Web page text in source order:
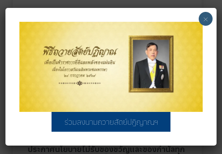
5 สิงหาคม 2569
เผยแพร่ข้อมูลสารสนเทศสำนักงานเขตพื้นที่การ
ศึกษาประถมศึกษาชัยภูมิ เขต ๓
ประกาศนโยบายไม่รับของขวัญและของกำนัลทุก
ร่วมลงนามถวายสัตย์ปฏิญาณฯ
×